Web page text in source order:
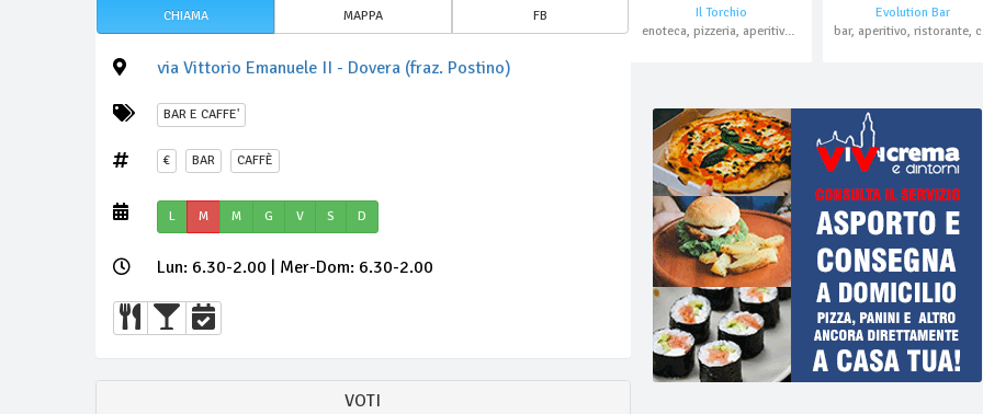
CHIAMA MAPPA FB
via Vittorio Emanuele II - Dovera (fraz. Postino)
BAR E CAFFE'
€ BAR CAFFÈ
L M M G V S D
Lun: 6.30-2.00 | Mer-Dom: 6.30-2.00
VOTI
Il Torchio
enoteca, pizzeria, aperitivo, asporto, domicilio, pranzo di lavoro
Evolution Bar
bar,